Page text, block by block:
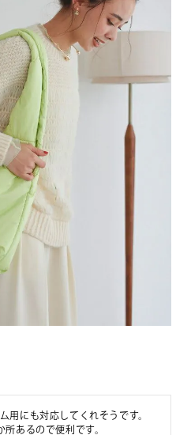
用にも対応してくれそうです。
あるので便利です。